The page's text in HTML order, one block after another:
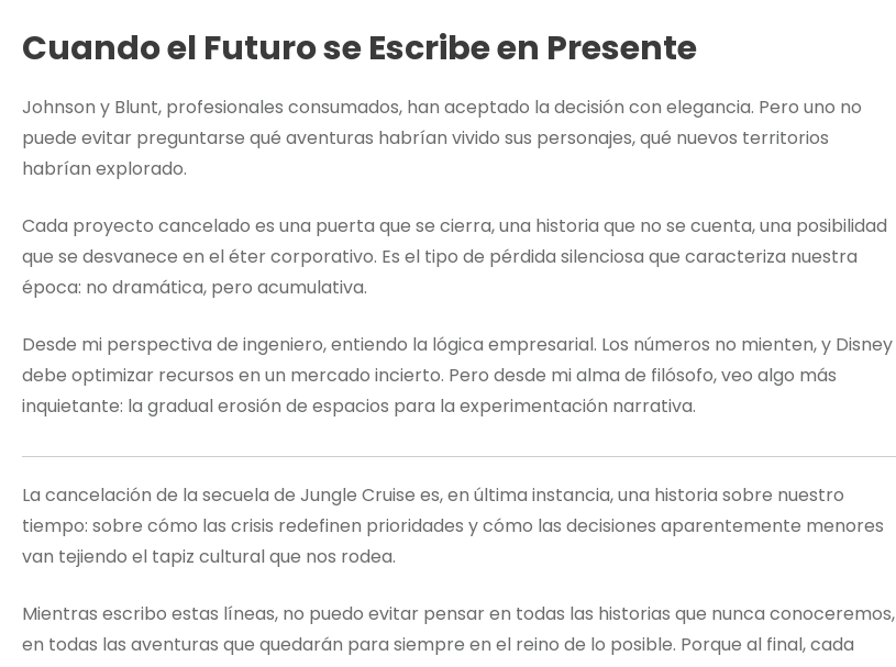
Cuando el Futuro se Escribe en Presente
Johnson y Blunt, profesionales consumados, han aceptado la decisión con elegancia. Pero uno no
puede evitar preguntarse qué aventuras habrían vivido sus personajes, qué nuevos territorios
habrían explorado.
Cada proyecto cancelado es una puerta que se cierra, una historia que no se cuenta, una posibilidad
que se desvanece en el éter corporativo. Es el tipo de pérdida silenciosa que caracteriza nuestra
época: no dramática, pero acumulativa.
Desde mi perspectiva de ingeniero, entiendo la lógica empresarial. Los números no mienten, y Disney
debe optimizar recursos en un mercado incierto. Pero desde mi alma de filósofo, veo algo más
inquietante: la gradual erosión de espacios para la experimentación narrativa.
La cancelación de la secuela de Jungle Cruise es, en última instancia, una historia sobre nuestro
tiempo: sobre cómo las crisis redefinen prioridades y cómo las decisiones aparentemente menores
van tejiendo el tapiz cultural que nos rodea.
Mientras escribo estas líneas, no puedo evitar pensar en todas las historias que nunca conoceremos,
en todas las aventuras que quedarán para siempre en el reino de lo posible. Porque al final, cada